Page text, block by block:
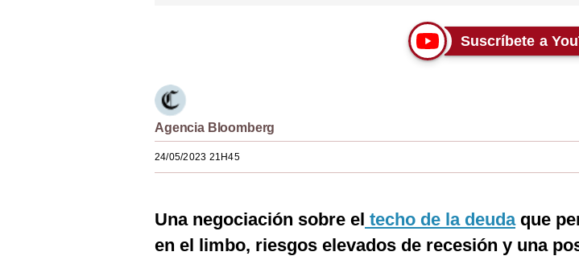
Suscríbete a
Agencia Bloomberg
24/05/2023 21H45
Una negociación sobre el techo de la deudaque
en el limbo, riesgos elevados de recesión y una